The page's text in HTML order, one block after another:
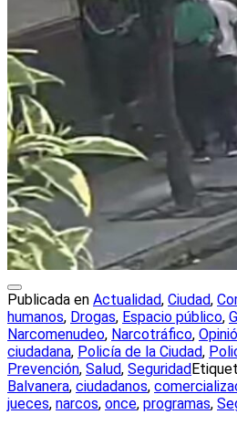
Publicada en Actualidad, Ciudad,
humanos, Drogas, Espacio público,
Narcomenudeo, Narcotráfico,
ciudadana, Policía de la Ciudad,
Prevención, Salud, Seguridad
Balvanera, ciudadanos,
jueces, narcos, once, programas,